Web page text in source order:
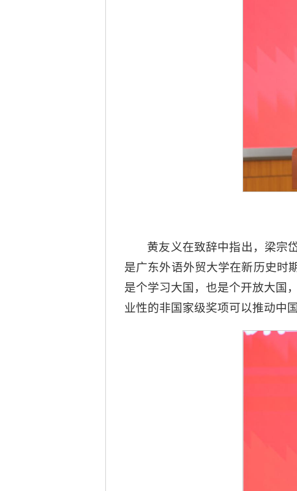
黄友义在致辞中指出，梁宗
是广东外语外贸大学在新历史时
是个学习大国，也是个开放大国
业性的非国家级奖项可以推动中